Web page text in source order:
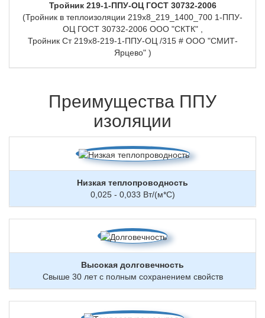
Тройник 219-1-ППУ-ОЦ ГОСТ 30732-2006
(Тройник в теплоизоляции 219х8_219_1400_700 1-ППУ-
ОЦ ГОСТ 30732-2006 ООО "СКТК" ,
Тройник Ст 219х8-219-1-ППУ-ОЦ /315 # ООО "СМИТ-
Ярцево" )
Преимущества ППУ
изоляции
Низкая теплопроводность
0,025 - 0,033 Вт/(м*С)
Высокая долговечность
Свыше 30 лет с полным сохранением свойств